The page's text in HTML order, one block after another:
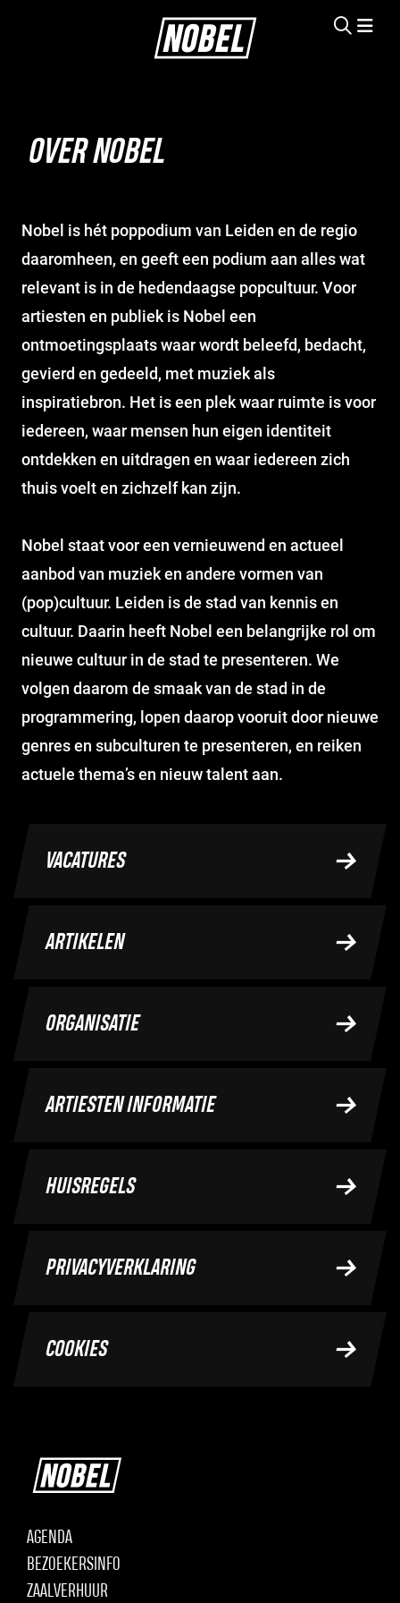
OVER NOBEL
Nobel is hét poppodium van Leiden en de regio
daaromheen, en geeft een podium aan alles wat
relevant is in de hedendaagse popcultuur. Voor
artiesten en publiek is Nobel een
ontmoetingsplaats waar wordt beleefd, bedacht,
gevierd en gedeeld, met muziek als
inspiratiebron. Het is een plek waar ruimte is voor
iedereen, waar mensen hun eigen identiteit
ontdekken en uitdragen en waar iedereen zich
thuis voelt en zichzelf kan zijn.
Nobel staat voor een vernieuwend en actueel
aanbod van muziek en andere vormen van
(pop)cultuur. Leiden is de stad van kennis en
cultuur. Daarin heeft Nobel een belangrijke rol om
nieuwe cultuur in de stad te presenteren. We
volgen daarom de smaak van de stad in de
programmering, lopen daarop vooruit door nieuwe
genres en subculturen te presenteren, en reiken
actuele thema’s en nieuw talent aan.
VACATURES
ARTIKELEN
ORGANISATIE
ARTIESTEN INFORMATIE
HUISREGELS
PRIVACYVERKLARING
COOKIES
AGENDA
BEZOEKERSINFO
ZAALVERHUUR